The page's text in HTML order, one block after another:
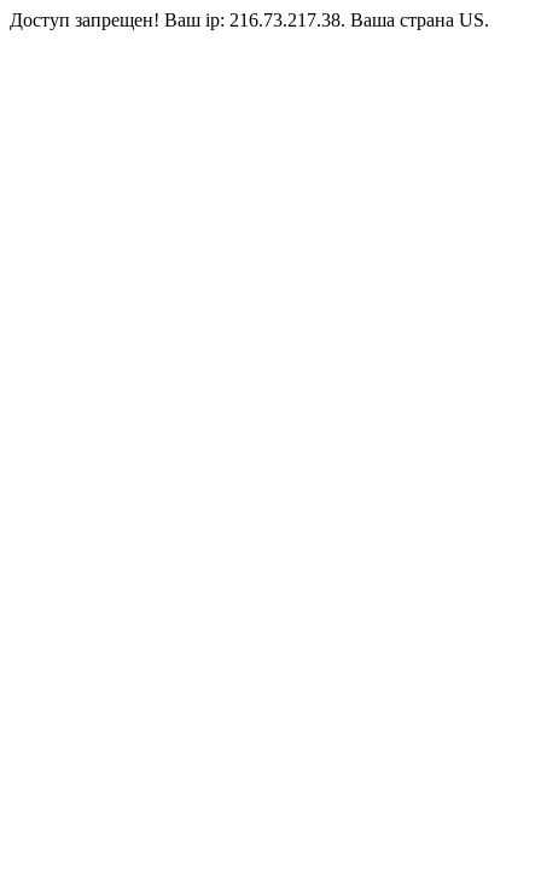
Доступ запрещен! Ваш ip: 216.73.217.38. Ваша страна US.